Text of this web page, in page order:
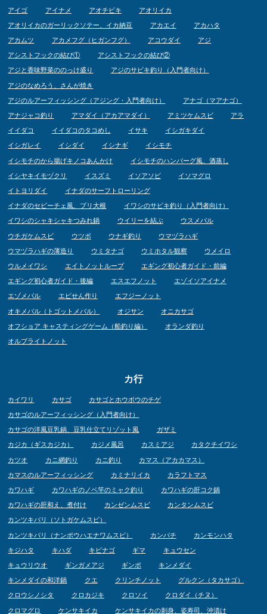
アイゴ アイナメ アオチビキ アオリイカ
アオリイカのガーリックソテー、イカ納豆 アカエイ アカハタ
アカムツ アカメフグ（ヒガンフグ） アコウダイ アジ
アシストフックの結び① アシストフックの結び②
アジと香味野菜ののっけ盛り アジのサビキ釣り（入門者向け）
アジのなめろう、さんが焼き
アジのルアーフィッシング（アジング・入門者向け） アナゴ（マアナゴ）
アナジャコ釣り アマダイ（アカアマダイ） アミツケムスビ アラ
イイダコ イイダコのタコめし イサキ イシガキダイ
イシガレイ イシダイ イシナギ イシモチ
イシモチのから揚げキノコあんかけ イシモチのハンバーグ風、酒蒸し
イシヤキイモヅクリ イスズミ イソアソビ イソマグロ
イトヨリダイ イナダのサーフトローリング
イナダのセビーチェ風、ブリ大根 イワシのサビキ釣り（入門者向け）
イワシのシャキシャキつみれ鍋 ウイリーを結ぶ ウスメバル
ウチガケムスビ ウツボ ウナギ釣り ウマヅラハギ
ウマヅラハギの薄造り ウミタナゴ ウミホタル観察 ウメイロ
ウルメイワシ エイトノットループ エギング初心者ガイド・前編
エギング初心者ガイド・後編 エスエフノット エゾイソアイナメ
エゾメバル エビせん作り エフジーノット
オキメバル（トゴットメバル） オジサン オニカサゴ
オフショア キャスティングゲーム（船釣り編） オランダ釣り
オルブライトノット
カ行
カイワリ カサゴ カサゴとホウボウのチゲ
カサゴのルアーフィッシング（入門者向け）
カサゴの洋風豆乳鍋、豆乳仕立てリゾット風 ガザミ
カジカ（ギスカジカ） カジメ風呂 カスミアジ カタクチイワシ
カツオ カニ網釣り カニ釣り カマス（アカカマス）
カマスのルアーフィッシング カミナリイカ カラフトマス
カワハギ カワハギのノベ竿のミャク釣り カワハギの肝コク鍋
カワハギの肝和え、煮付け カンゼンムスビ カンタンムスビ
カンツキバリ（ソトガケムスビ）
カンツキバリ（ナンポウハエナワムスビ） カンパチ カンモンハタ
キジハタ キハダ キビナゴ ギマ キュウセン
キュウリウオ ギンガメアジ ギンポ キンメダイ
キンメダイの和洋鍋 クエ クリンチノット グルクン（タカサゴ）
クロウシノシタ クロカジキ クロソイ クロダイ（チヌ）
クロマグロ ケンサキイカ ケンサキイカの刺身、姿寿司、沖漬け